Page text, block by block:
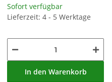
Sofort verfügbar
Lieferzeit: 4 - 5 Werktage
In den Warenkorb